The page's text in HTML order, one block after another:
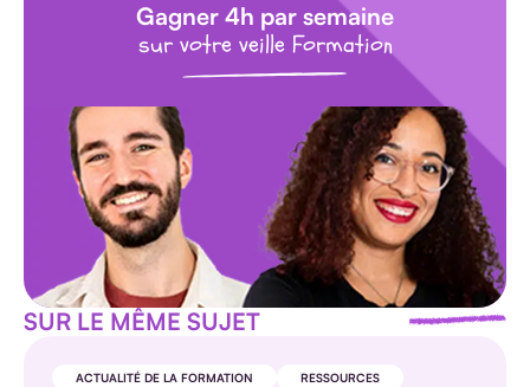
Gagner 4h par semaine
sur votre veille Formation
SUR LE MÊME SUJET
ACTUALITÉ DE LA FORMATION RESSOURCES